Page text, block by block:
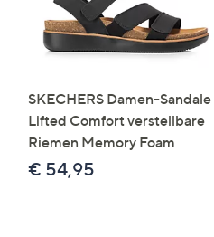
SKECHERS Damen-Sandale
Lifted Comfort verstellbare
Riemen Memory Foam
€ 54,95